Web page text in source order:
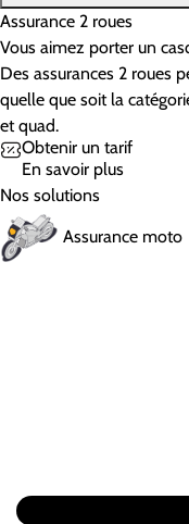
Assurance 2 roues
Vous aimez porter un
Des assurances 2 roues
quelle que soit la
et quad.
Obtenir un tarif
En savoir plus
Nos solutions
Assurance moto